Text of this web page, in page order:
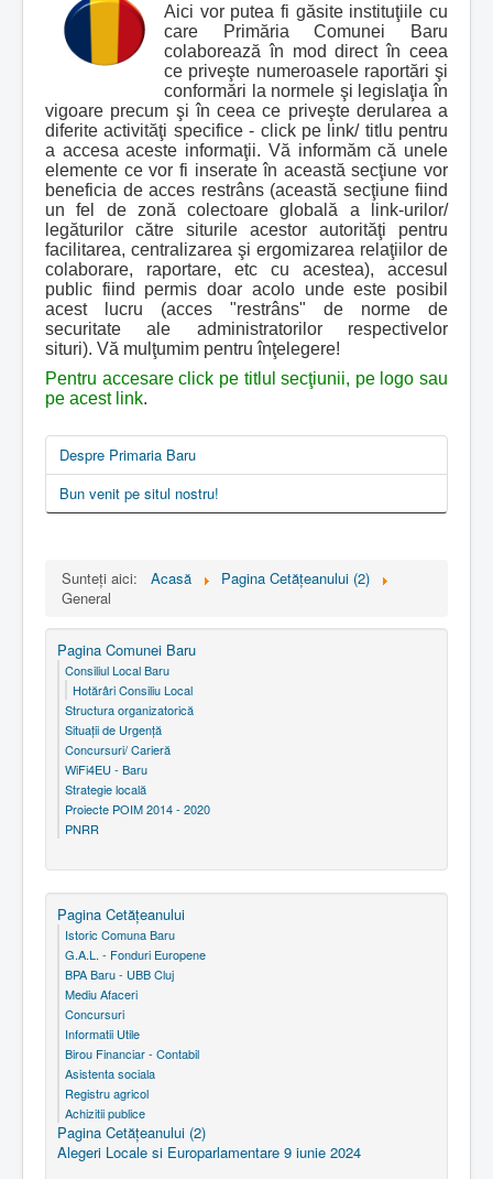
Aici vor putea fi găsite instituţiile cu
care Primăria Comunei Baru
colaborează în mod direct în ceea
ce priveşte numeroasele raportări şi
conformări la normele şi legislaţia în
vigoare precum şi în ceea ce priveşte derularea a
diferite activităţi specifice - click pe link/ titlu pentru
a accesa aceste informaţii. Vă informăm că unele
elemente ce vor fi inserate în această secţiune vor
beneficia de acces restrâns (această secţiune fiind
un fel de zonă colectoare globală a link-urilor/
legăturilor către siturile acestor autorităţi pentru
facilitarea, centralizarea şi ergomizarea relaţiilor de
colaborare, raportare, etc cu acestea), accesul
public fiind permis doar acolo unde este posibil
acest lucru (acces "restrâns" de norme de
securitate ale administratorilor respectivelor
situri). Vă mulţumim pentru înţelegere!
Pentru accesare click pe titlul secţiunii, pe logo sau
pe acest link.
Despre Primaria Baru
Bun venit pe situl nostru!
Sunteți aici: Acasă
Pagina Cetăţeanului (2)
General
Pagina Comunei Baru
Consiliul Local Baru
Hotărâri Consiliu Local
Structura organizatorică
Situaţii de Urgenţă
Concursuri/ Carieră
WiFi4EU - Baru
Strategie locală
Proiecte POIM 2014 - 2020
PNRR
Pagina Cetăţeanului
Istoric Comuna Baru
G.A.L. - Fonduri Europene
BPA Baru - UBB Cluj
Mediu Afaceri
Concursuri
Informatii Utile
Birou Financiar - Contabil
Asistenta sociala
Registru agricol
Achizitii publice
Pagina Cetăţeanului (2)
Alegeri Locale si Europarlamentare 9 iunie 2024